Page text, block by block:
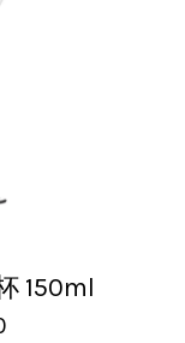
高，推薦給大家
150ml